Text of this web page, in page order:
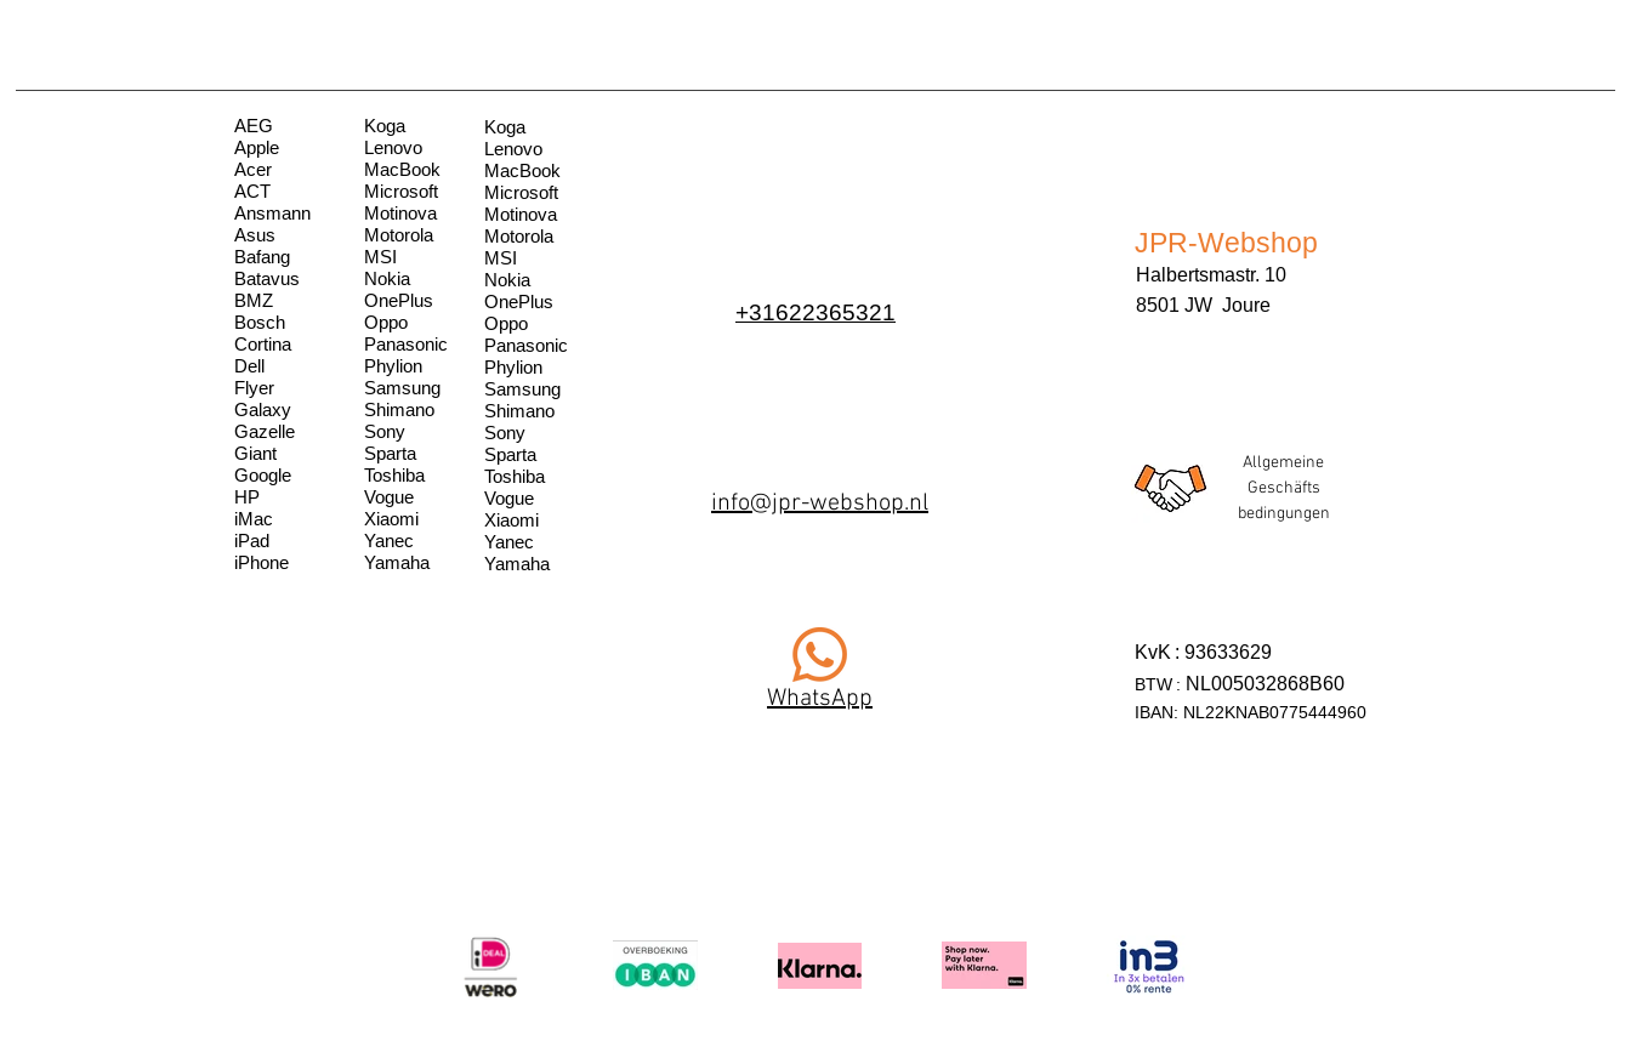
AEG
Apple
Acer
ACT
Ansmann
Asus
Bafang
Batavus
BMZ
Bosch
Cortina
Dell
Flyer
Galaxy
Gazelle
Giant
Google
HP
iMac
iPad
iPhone
Koga
Lenovo
MacBook
Microsoft
Motinova
Motorola
MSI
Nokia
OnePlus
Oppo
Panasonic
Phylion
Samsung
Shimano
Sony
Sparta
Toshiba
Vogue
Xiaomi
Yanec
Yamaha
Koga
Lenovo
MacBook
Microsoft
Motinova
Motorola
MSI
Nokia
OnePlus
Oppo
Panasonic
Phylion
Samsung
Shimano
Sony
Sparta
Toshiba
Vogue
Xiaomi
Yanec
Yamaha
+31622365321
info@jpr-webshop.nl
WhatsApp
JPR-Webshop
Halbertsmastr. 10
8501 JW Joure
Allgemeine
Geschäfts
bedingungen
KvK : 93633629
BTW : NL005032868B60
IBAN: NL22KNAB0775444960